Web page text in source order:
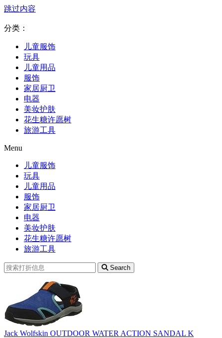
跳过内容
分类：
儿童服饰
玩具
儿童用品
服饰
家居厨卫
电器
美妆护肤
花生糖许愿树
旅游工具
Menu
儿童服饰
玩具
儿童用品
服饰
家居厨卫
电器
美妆护肤
花生糖许愿树
旅游工具
Search
Jack Wolfskin OUTDOOR WATER ACTION SANDAL K